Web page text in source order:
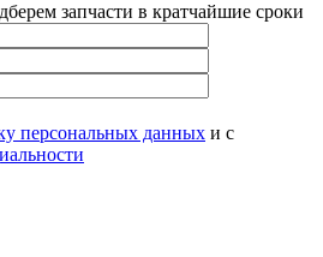
запчасти в кратчайшие сроки
персональных данных и с